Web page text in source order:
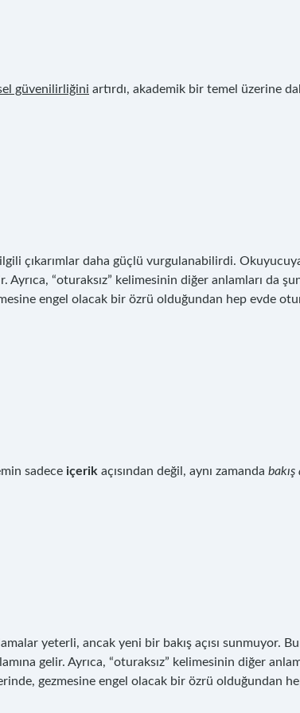
güvenilirliğini artırdı, akademik bir temel üzerine
çıkarımlar daha güçlü vurgulanabilirdi.
Ayrıca, “oturaksız” kelimesinin diğer anlamları da
engel olacak bir özrü olduğundan hep evde
sadece içerik açısından değil, aynı zamanda bakış
yeterli, ancak yeni bir bakış açısı sunmuyor.
gelir. Ayrıca, “oturaksız” kelimesinin diğer
gezmesine engel olacak bir özrü olduğundan